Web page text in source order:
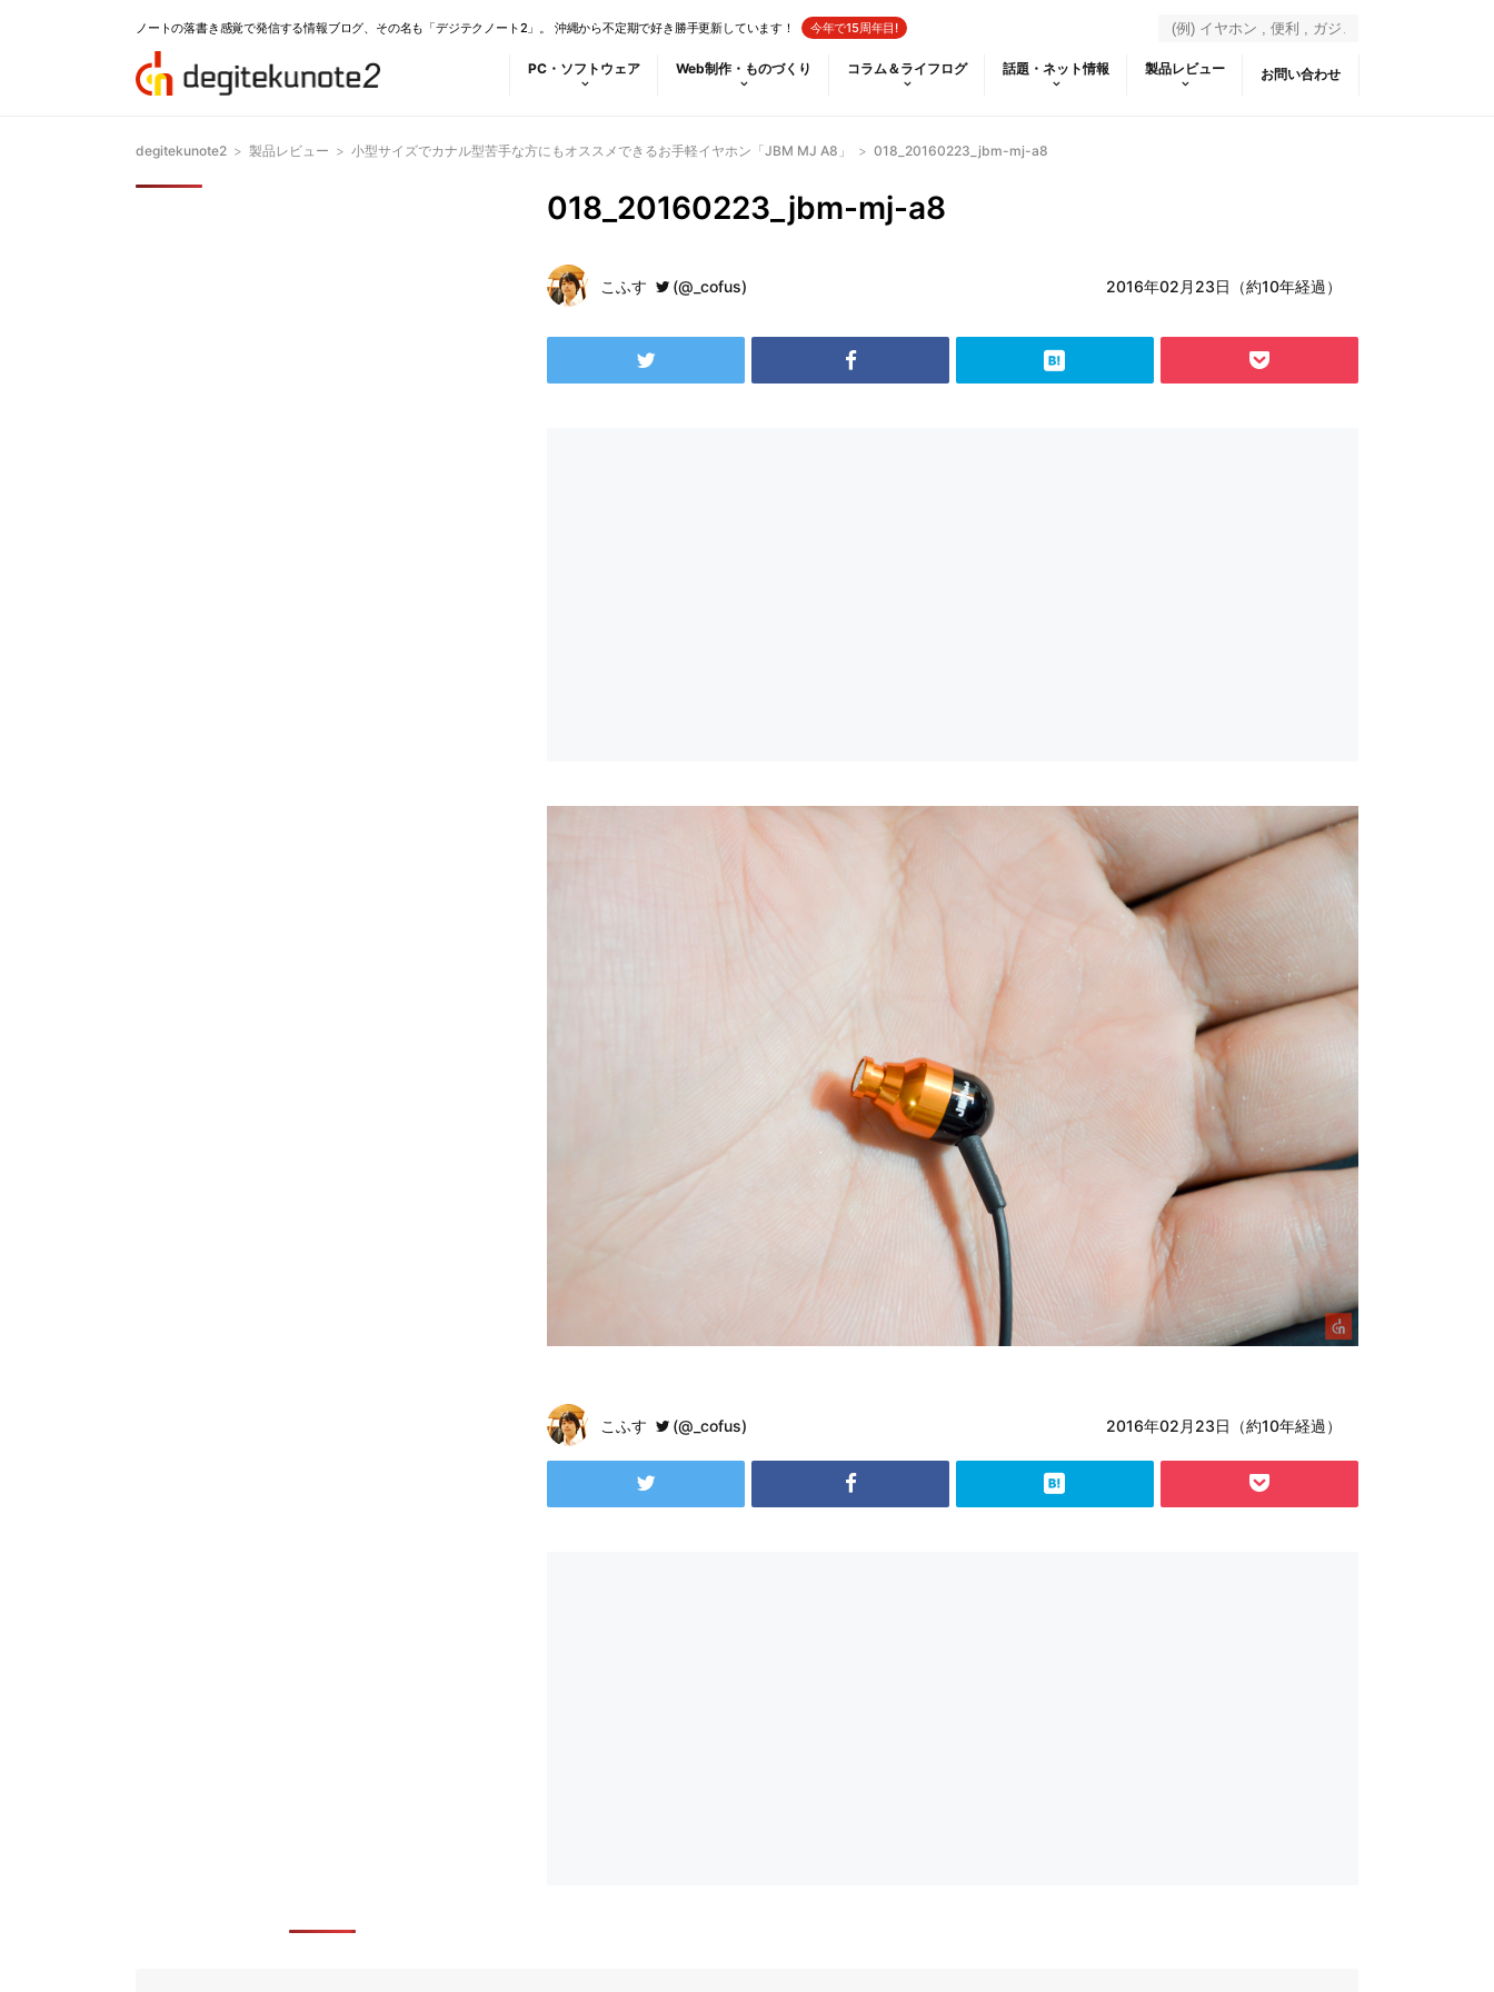
ノートの落書き感覚で発信する情報ブログ、その名も「デジテクノート2」。 沖縄から不定期で好き勝手更新しています！ 今年で15周年目!
PC・ソフトウェア Web制作・ものづくり コラム＆ライフログ 話題・ネット情報 製品レビュー お問い合わせ
degitekunote2 > 製品レビュー > 小型サイズでカナル型苦手な方にもオススメできるお手軽イヤホン「JBM MJ A8」 > 018_20160223_jbm-mj-a8
018_20160223_jbm-mj-a8
こふす (@_cofus) 2016年02月23日（約10年経過）
こふす (@_cofus) 2016年02月23日（約10年経過）